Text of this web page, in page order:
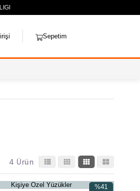
Sepetim
4 Ürün
Kişiye Özel Yüzükler
%41